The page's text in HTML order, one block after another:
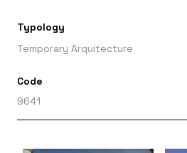
Typology
Temporary Arquitecture
Code
9641